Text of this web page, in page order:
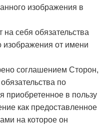
изображения в
себя обязательства
изображения от имени
соглашением Сторон,
по
приобретенное в пользу
как предоставленное
на которое он